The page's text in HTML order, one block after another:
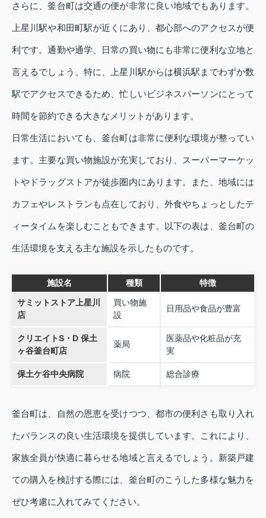
さらに、釜台町は交通の便が非常に良い地域でもあります。
上星川駅や和田町駅が近くにあり、都心部へのアクセスが便
利です。通勤や通学、日常の買い物にも非常に便利な立地と
言えるでしょう。特に、上星川駅からは横浜駅までわずか数
駅でアクセスできるため、忙しいビジネスパーソンにとって
時間を節約できる大きなメリットがあります。
日常生活においても、釜台町は非常に便利な環境が整ってい
ます。主要な買い物施設が充実しており、スーパーマーケッ
トやドラッグストアが徒歩圏内にあります。また、地域には
カフェやレストランも点在しており、外食やちょっとしたテ
ィータイムを楽しむこともできます。以下の表は、釜台町の
生活環境を支える主な施設を示したものです。
施設名 種類 特徴
サミットストア上星川
店
買い物施
設
日用品や食品が豊富
クリエイトS・D 保土
ヶ谷釜台町店
薬局
医薬品や化粧品が充
実
保土ケ谷中央病院 病院 総合診療
釜台町は、自然の恩恵を受けつつ、都市の便利さも取り入れ
たバランスの良い生活環境を提供しています。これにより、
家族全員が快適に暮らせる地域と言えるでしょう。新築戸建
ての購入を検討する際には、釜台町のこうした多様な魅力を
ぜひ考慮に入れてみてください。